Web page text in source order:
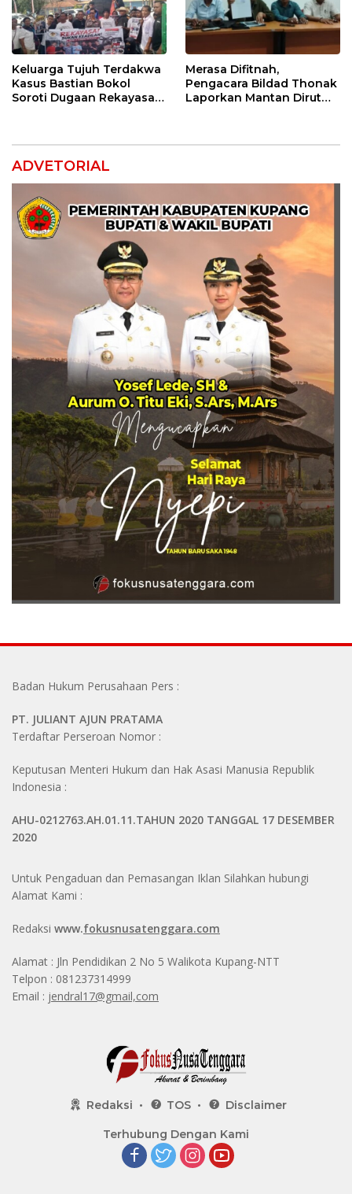
Keluarga Tujuh Terdakwa
Kasus Bastian Bokol
Soroti Dugaan Rekayasa
Merasa Difitnah,
Pengacara Bildad Thonak
Laporkan Mantan Dirut
ADVETORIAL
Badan Hukum Perusahaan Pers :
PT. JULIANT AJUN PRATAMA
Terdaftar Perseroan Nomor :
Keputusan Menteri Hukum dan Hak Asasi Manusia Republik
Indonesia :
AHU-0212763.AH.01.11.TAHUN 2020 TANGGAL 17 DESEMBER
2020
Untuk Pengaduan dan Pemasangan Iklan Silahkan hubungi
Alamat Kami :
Redaksi www.fokusnusatenggara.com
Alamat : Jln Pendidikan 2 No 5 Walikota Kupang-NTT
Telpon : 081237314999
Email : jendral17@gmail,com
Redaksi TOS Disclaimer
Terhubung Dengan Kami